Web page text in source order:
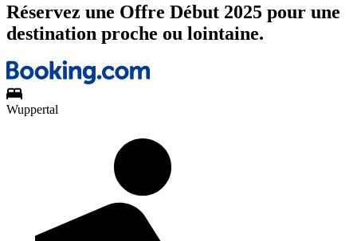
Réservez une Offre Début 2025 pour une
destination proche ou lointaine.
Wuppertal